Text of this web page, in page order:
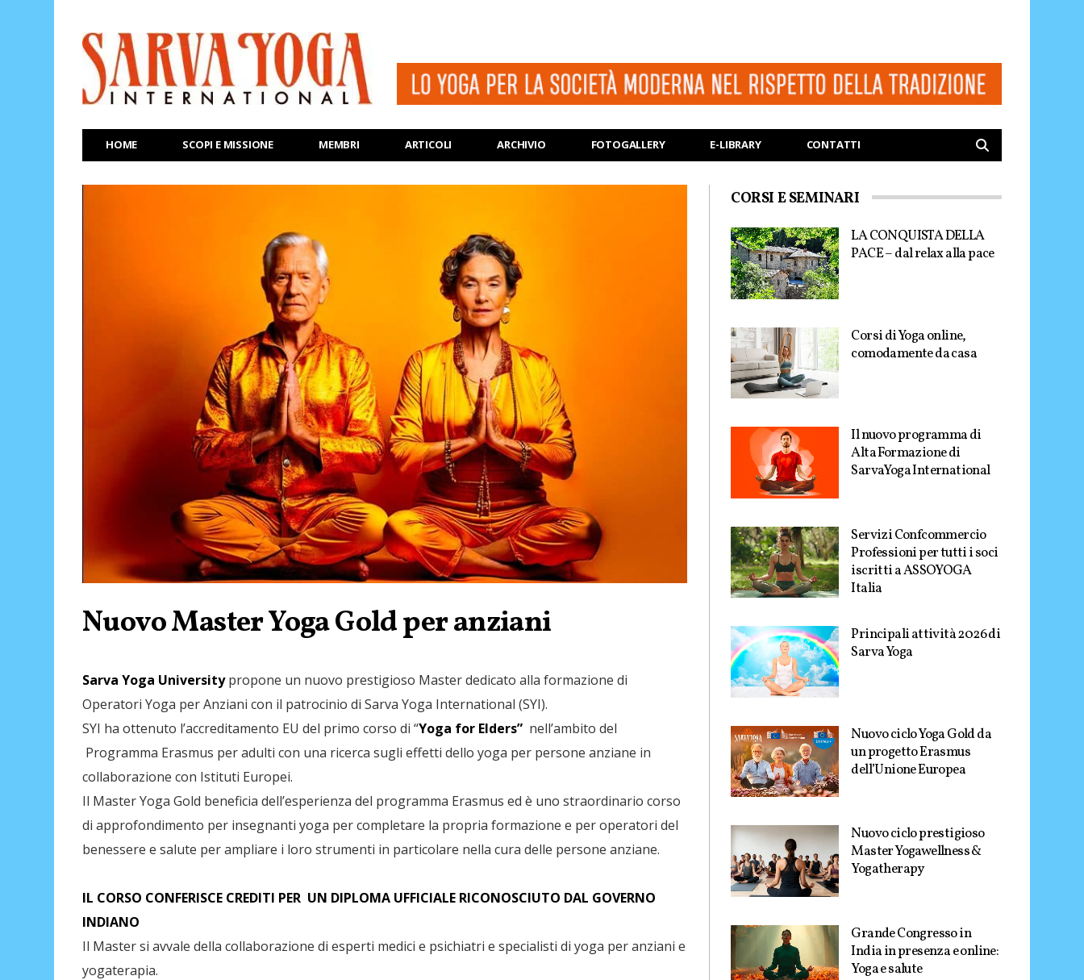
HOME SCOPI E MISSIONE MEMBRI ARTICOLI ARCHIVIO FOTOGALLERY E-LIBRARY CONTATTI
Nuovo Master Yoga Gold per anziani
Sarva Yoga Universitypropone un nuovo prestigioso Master dedicato alla formazione di
Operatori Yoga per Anziani con il patrocinio di Sarva Yoga International (SYI).
SYI ha ottenuto l’accreditamento EU del primo corso di “Yoga for Elders” nell’ambito del
Programma Erasmus per adulti con una ricerca sugli effetti dello yoga per persone anziane in
collaborazione con Istituti Europei.
Il Master Yoga Gold beneficia dell’esperienza del programma Erasmus ed è uno straordinario corso
di approfondimento per insegnanti yoga per completare la propria formazione e per operatori del
benessere e salute per ampliare i loro strumenti in particolare nella cura delle persone anziane.
IL CORSO CONFERISCE CREDITI PER UN DIPLOMA UFFICIALE RICONOSCIUTO DAL GOVERNO
INDIANO
Il Master si avvale della collaborazione di esperti medici e psichiatri e specialisti di yoga per anziani e
yogaterapia.
CORSI E SEMINARI
LA CONQUISTA DELLA
PACE – dal relax alla pace
Corsi di Yoga online,
comodamente da casa
Il nuovo programma di
Alta Formazione di
SarvaYoga International
Servizi Confcommercio
Professioni per tutti i soci
iscritti a ASSOYOGA
Italia
Principali attività 2026 di
Sarva Yoga
Nuovo ciclo Yoga Gold da
un progetto Erasmus
dell’Unione Europea
Nuovo ciclo prestigioso
Master Yogawellness &
Yogatherapy
Grande Congresso in
India in presenza e online:
Yoga e salute